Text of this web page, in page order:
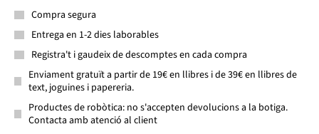
Compra segura
Entrega en 1-2 dies laborables
Registra't i gaudeix de descomptes en cada compra
Enviament gratuït a partir de 19€ en llibres i de 39€ en llibres de
text, joguines i papereria.
Productes de robòtica: no s'accepten devolucions a la botiga.
Contacta amb atenció al client